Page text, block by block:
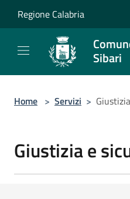
Regione Calabria
Sibari
Home > Servizi >
Giustizia e